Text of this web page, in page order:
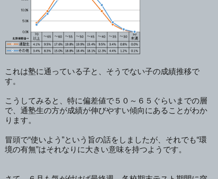
これは塾に通っている子と、そうでない子の成績推移で
す。
こうしてみると、特に偏差値で５０～６５ぐらいまでの層
で、通塾生の方が成績が伸びやすい傾向にあることがわか
ります。
冒頭で“使いよう”という旨の話をしましたが、それでも“環
境の有無”はそれなりに大きい意味を持つようです。